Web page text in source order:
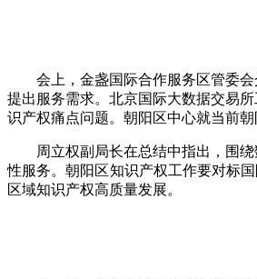
会上，金盏国际合作服务区管委
提出服务需求。北京国际大数据交易
识产权痛点问题。朝阳区中心就当前
周立权副局长在总结中指出，围
性服务。朝阳区知识产权工作要对标
区域知识产权高质量发展。